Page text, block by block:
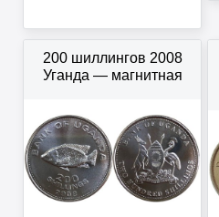
200 шиллингов 2008
Уганда — магнитная